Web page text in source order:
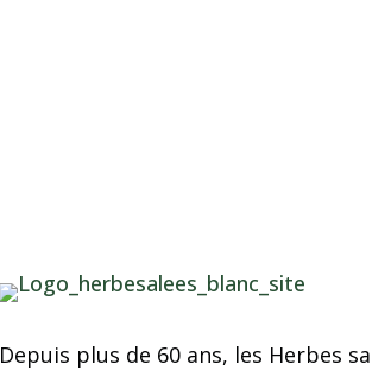
Depuis plus de 60 ans, les Herbes